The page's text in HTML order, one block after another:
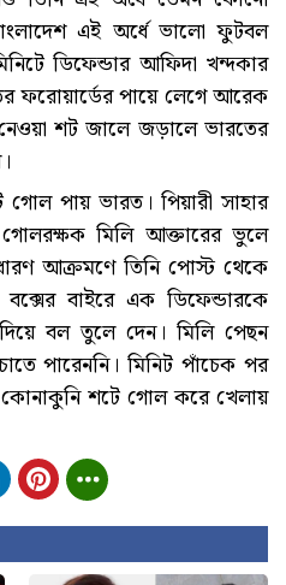
এই অর্ধে ভালো ফুটবল
ডিফেন্ডার আফিদা খন্দকার
ফরোয়ার্ডের পায়ে লেগে আরেক
শট জালে জড়ালে ভারতের
গোল পায় ভারত। পিয়ারী সাহার
গোলরক্ষক মিলি আক্তারের ভুলে
আক্রমণে তিনি পোস্ট থেকে
বক্সের বাইরে এক ডিফেন্ডারকে
বল তুলে দেন। মিলি পেছন
পারেননি। মিনিট পাঁচেক পর
শটে গোল করে খেলায়